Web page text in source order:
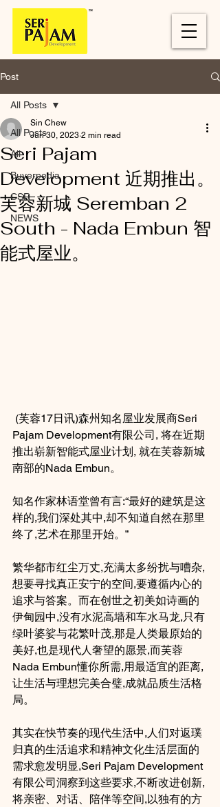
Post
All Posts
All
Buyerpedia
CSR
NEWS
All Posts
Seri Pajam
Development 近期推出。
芙蓉新城 Seremban 2
South - Nada Embun 智
能式屋业。
Sin Chew
Jun 30, 2023 2 min read
Pajam Development有限公司, 将在近期
推出崭新智能式屋业计划, 就在芙蓉新城
南部的Nada Embun。
知名作家林语堂曾有言:“最好的建筑是这
样的,我们深处其中,却不知道自然在那里
终了,艺术在那里开始。”
繁华都市红尘万丈,充满太多纷扰与嘈杂,
想要寻找真正安宁的空间,要遵循内心的
追求与答案。而在创世之初美如诗画的
伊甸园中,没有水泥高墙和车水马龙,只有
绿叶婆娑与花繁叶茂,那是人类最原始的
美好,也是现代人奢望的愿景,而芙蓉
Nada Embun懂你所需,用最适宜的距离,
让生活与理想完美合璧,成就品质生活格
局。
其实在快节奏的现代生活中,人们对返璞
归真的生活追求和精神文化生活层面的
需求愈发明显,Seri Pajam Development
有限公司洞察到这些要求,不断改进创新,
将亲密、对话、陪伴等空间,以独有的方